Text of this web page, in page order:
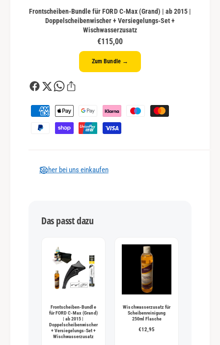
Frontscheiben-Bundle für FORD C-Max (Grand) | ab 2015 |
Doppelscheibenwischer + Versiegelungs-Set +
Wischwasserzusatz
€115,00
Zum Bundle →
Z
a
Sicher bei uns einkaufen
Das passt dazu
Frontscheiben-Bundle
für FORD C-Max (Grand)
| ab 2015 |
Doppelscheibenwischer
+ Versiegelungs-Set +
Wischwasserzusatz
Wischwasserzusatz für
Scheibenreinigung
250ml Flasche
€12,95